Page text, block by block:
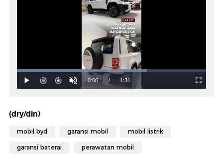
(dry/din)
mobil byd garansi mobil mobil listrik
garansi baterai perawatan mobil